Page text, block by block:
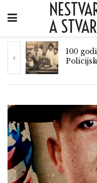
A
100